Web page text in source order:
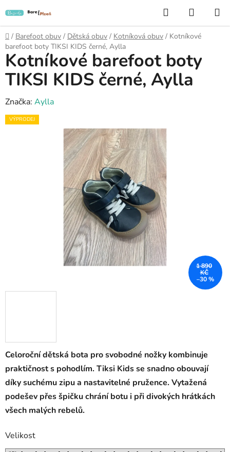
na
obsah
Hledat
KOŠÍK
Domů
/ Barefoot obuv / Dětská obuv / Kotníková obuv / Kotníkové
barefoot boty TIKSI KIDS černé, Aylla
Celoroční dětská bota pro svobodné nožky kombinuje
praktičnost s pohodlím. Tiksi Kids se snadno obouvají
díky suchému zipu a nastavitelné pružence. Vytažená
podešev přes špičku chrání botu i při divokých hrátkách
všech malých rebelů.
Velikost
Kotníkové barefoot boty
TIKSI KIDS černé, Aylla
Značka: Aylla
VÝPRODEJ
1 890
KČ
–30 %